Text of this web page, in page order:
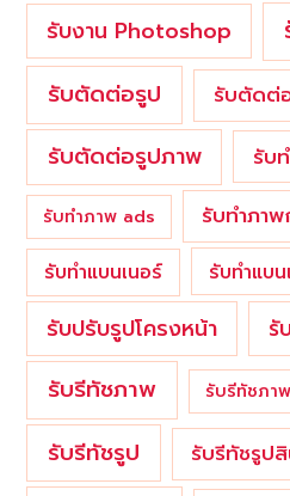
รับงาน Photoshop
รับตัดต่อรูป
รับตัดต่
รับตัดต่อรูปภาพ รับ
รับทำภาพ ads รับทำภา
รับทำแบนเนอร์ รับทำแบ
รับปรับรูปโครงหน้า รั
รับรีทัชภาพ รับรีทัชภา
รับรีทัชรูป
รับรีทัชรูป